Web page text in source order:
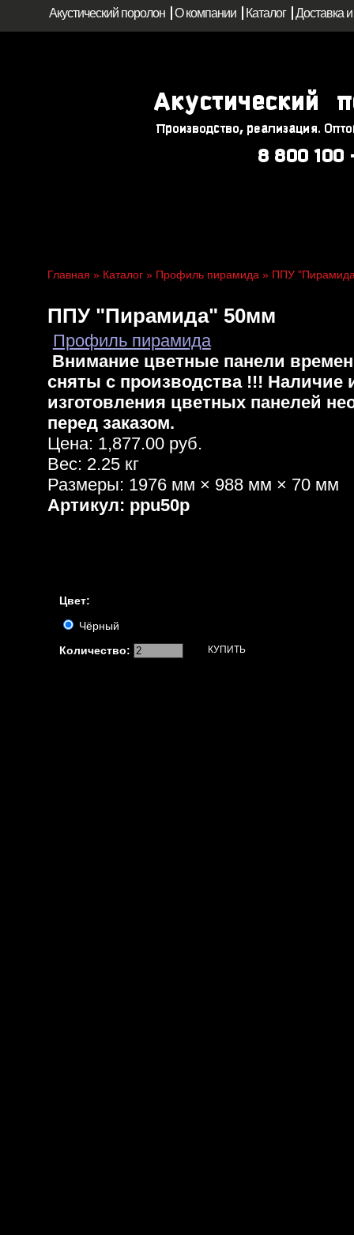
Акустический поролон О компании Каталог Доставка
Главная » Каталог » Профиль пирамида » ППУ
ППУ "Пирамида" 50мм
Профиль пирамида
Внимание цветные панели
сняты с производства !!! Наличие
изготовления цветных панелей
перед заказом.
Цена: 1,877.00 руб.
Вес: 2.25 кг
Размеры: 1976 мм × 988 мм × 70 мм
Артикул: ppu50p
Цвет:
Чёрный
Количество: